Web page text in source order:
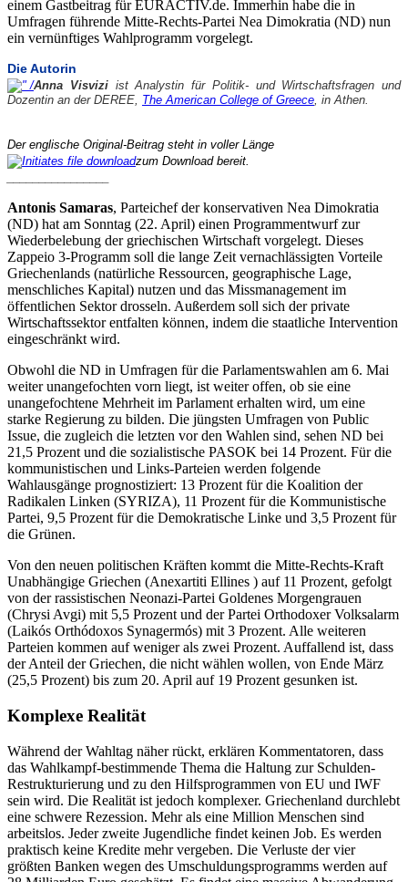
einem Gastbeitrag für EURACTIV.de. Immerhin habe die in
Umfragen führende Mitte-Rechts-Partei Nea Dimokratia (ND) nun
ein vernünftiges Wahlprogramm vorgelegt.
Die Autorin
Anna Visviziist Analystin für Politik- und Wirtschaftsfragen und
Dozentin an der DEREE, The American College of Greece, in Athen.
Der englische Original-Beitrag steht in voller Länge
zum Download bereit.
Antonis Samaras, Parteichef der konservativen Nea Dimokratia
(ND) hat am Sonntag (22. April) einen Programmentwurf zur
Wiederbelebung der griechischen Wirtschaft vorgelegt. Dieses
Zappeio 3-Programm soll die lange Zeit vernachlässigten Vorteile
Griechenlands (natürliche Ressourcen, geographische Lage,
menschliches Kapital) nutzen und das Missmanagement im
öffentlichen Sektor drosseln. Außerdem soll sich der private
Wirtschaftssektor entfalten können, indem die staatliche Intervention
eingeschränkt wird.
Obwohl die ND in Umfragen für die Parlamentswahlen am 6. Mai
weiter unangefochten vorn liegt, ist weiter offen, ob sie eine
unangefochtene Mehrheit im Parlament erhalten wird, um eine
starke Regierung zu bilden. Die jüngsten Umfragen von Public
Issue, die zugleich die letzten vor den Wahlen sind, sehen ND bei
21,5 Prozent und die sozialistische PASOK bei 14 Prozent. Für die
kommunistischen und Links-Parteien werden folgende
Wahlausgänge prognostiziert: 13 Prozent für die Koalition der
Radikalen Linken (SYRIZA), 11 Prozent für die Kommunistische
Partei, 9,5 Prozent für die Demokratische Linke und 3,5 Prozent für
die Grünen.
Von den neuen politischen Kräften kommt die Mitte-Rechts-Kraft
Unabhängige Griechen (Anexartiti Ellines ) auf 11 Prozent, gefolgt
von der rassistischen Neonazi-Partei Goldenes Morgengrauen
(Chrysi Avgi) mit 5,5 Prozent und der Partei Orthodoxer Volksalarm
(Laikós Orthódoxos Synagermós) mit 3 Prozent. Alle weiteren
Parteien kommen auf weniger als zwei Prozent. Auffallend ist, dass
der Anteil der Griechen, die nicht wählen wollen, von Ende März
(25,5 Prozent) bis zum 20. April auf 19 Prozent gesunken ist.
Komplexe Realität
Während der Wahltag näher rückt, erklären Kommentatoren, dass
das Wahlkampf-bestimmende Thema die Haltung zur Schulden-
Restrukturierung und zu den Hilfsprogrammen von EU und IWF
sein wird. Die Realität ist jedoch komplexer. Griechenland durchlebt
eine schwere Rezession. Mehr als eine Million Menschen sind
arbeitslos. Jeder zweite Jugendliche findet keinen Job. Es werden
praktisch keine Kredite mehr vergeben. Die Verluste der vier
größten Banken wegen des Umschuldungsprogramms werden auf